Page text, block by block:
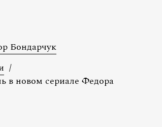
Бондарчук
/
в новом сериале Федора